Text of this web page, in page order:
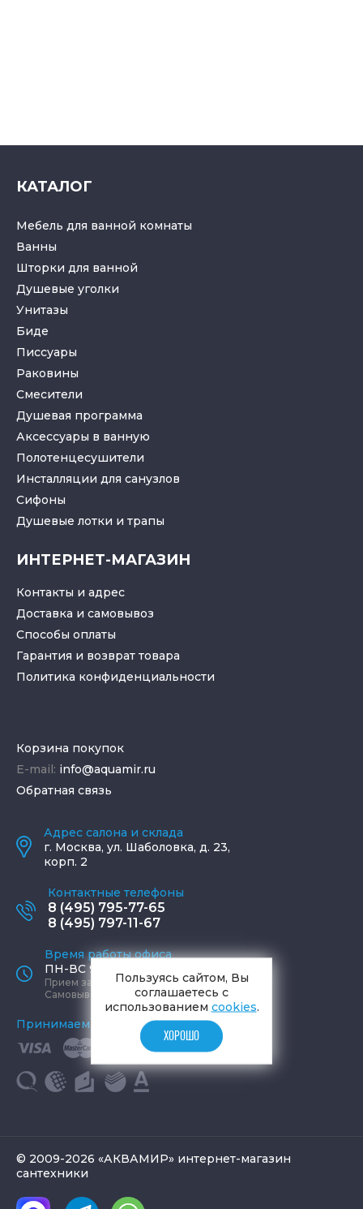
КАТАЛОГ
Мебель для ванной комнаты
Ванны
Шторки для ванной
Душевые уголки
Унитазы
Биде
Писсуары
Раковины
Смесители
Душевая программа
Аксессуары в ванную
Полотенцесушители
Инсталляции для санузлов
Cифоны
Душевые лотки и трапы
ИНТЕРНЕТ-МАГАЗИН
Контакты и адрес
Доставка и самовывоз
Способы оплаты
Гарантия и возврат товара
Политика конфиденциальности
Корзина покупок
E-mail: info@aquamir.ru
Обратная связь
Адрес салона и склада
г. Москва, ул. Шаболовка, д. 23,
корп. 2
Контактные телефоны
8 (495) 795-77-65
8 (495) 797-11-67
Время работы офиса
ПН-ВС 9:00 - 19:00
Прием заказов круглосуточно
Самовывоз ПН-СБ 9-19, ВС 12-17
Принимаем к оплате
© 2009-2026 «АКВАМИР» интернет-магазин
сантехники
Пользуясь сайтом, Вы
соглашаетесь с
использованием cookies.
ХОРОШО